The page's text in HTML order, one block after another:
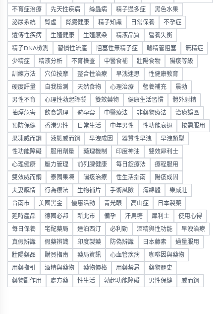
不育症治療 先天性疾病 絲蟲病 精子過多症 黑色水果
泌尿系統 腎虛 腎臟健康 精子知識 日常保養 不孕症
遺傳性疾病 生殖健康 生殖感染 精液品質 營養失衡
精子DNA檢測 習慣性流產 阻塞性無精子症 輸精管阻塞 無精症
少精症 精液分析 不育檢查 中醫食補 壯陽食物 陽痿等級
訓練方法 穴位按摩 整合性治療 早洩迷思 性健康教育
硬度評量 自我檢測 天然食物 心理治療 營養補充 晨勃
男性不育 心理性勃起障礙 雙效藥物 健康生活習慣 體外射精
抽煙危害 飲食調理 避孕套 中醫療法 非藥物療法 治療誤區
預防保健 香港男性 日常生活 中年男性 性功能衰退 按需服用
果凍威而鋼 液態威而鋼 早洩成因 器質性早洩 早洩類型
性功能障礙 服用劑量 藥理機制 印度神油 雙效犀利士
心理健康 壓力管理 前列腺健康 每日錠療法 療程服用
雙效威而鋼 泰國果凍 陽痿治療 性生活指南 陽痿成因
夫妻感情 行為療法 生物補片 手術風險 海綿體 樂威壯
台南市 美國黑金 優惠活動 青光眼 高山症 日本製藥
延時產品 德國必邦 新北市 備孕 汗馬糖 犀利士 使用心得
每日保養 宅配藥局 達泊西汀 必利勁 酒精與性功能 早洩治療
真假辨識 假藥辨識 印度製藥 防偽辨識 日本藤素 過量服用
壯陽藥品 購買指南 藥局資訊 心血管疾病 咖啡因與藥物
用藥指引 酒精與藥物 藥物價格 用藥禁忌 藥物歷史
藥物副作用 處方藥 性生活 勃起功能障礙 男性保健 威而鋼